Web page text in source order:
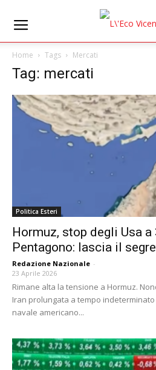
Home Tags Mercati
Tag: mercati
Politica Esteri
Hormuz, stop degli Usa a
Pentagono: lascia il
Redazione Nazionale -
23 Aprile 2026
Rimane alta la tensione a Hormuz.
Iran prolungata a tempo
navale americano...